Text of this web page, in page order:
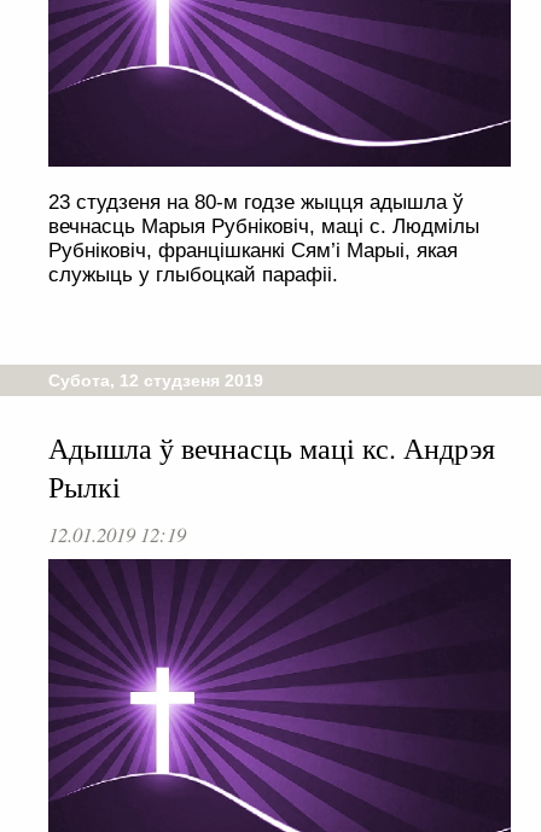
23 студзеня на 80-м годзе жыцця адышла ў
вечнасць Марыя Рубніковіч, маці с. Людмілы
Рубніковіч, францішканкі Сям’і Марыі, якая
служыць у глыбоцкай парафіі.
Субота, 12 студзеня 2019
Адышла ў вечнасць маці кс. Андрэя
Рылкі
12.01.2019 12:19